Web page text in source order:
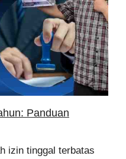
Panduan
izin tinggal terbatas